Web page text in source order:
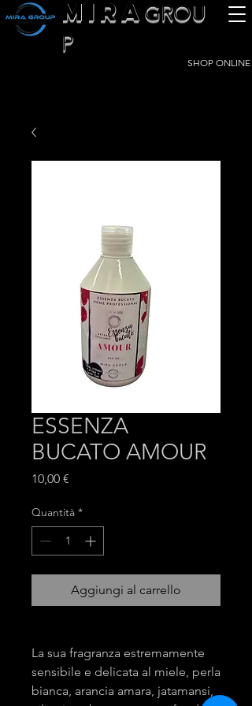
SHOP ONLINE
MIRA GROU
P
ESSENZA
BUCATO AMOUR
10,00 €
Quantità *
Aggiungi al carrello
La sua fragranza estremamente
sensibile e delicata al miele, perla
bianca, arancia amara, jatamansi,